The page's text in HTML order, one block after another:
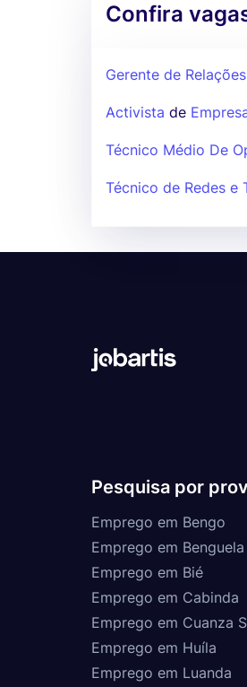
Confira
Gerente de
Activista de
Técnico Médio De
Técnico de Redes e
Pesquisa por
Emprego em Bengo
Emprego em Benguela
Emprego em Bié
Emprego em Cabinda
Emprego em Cuanza
Emprego em Huíla
Emprego em Luanda